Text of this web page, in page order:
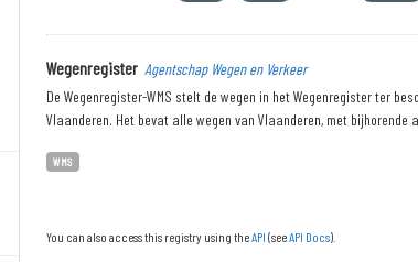
Wegenregister Agentschap Wegen en Verkeer
De Wegenregister-WMS stelt de wegen in het Wegenregister ter
Vlaanderen. Het bevat alle wegen van Vlaanderen, met bijhorende
WMS
You can also access this registry using theAPI (seeAPI Docs).